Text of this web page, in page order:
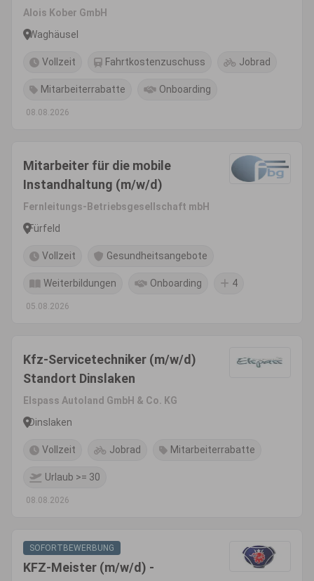
(w/m/d) / Kfz-Mechaniker
(w/m/d)
Alois Kober GmbH
Waghäusel
Vollzeit Fahrtkostenzuschuss Jobrad
Mitarbeiterrabatte Onboarding
08.08.2026
Mitarbeiter für die mobile
Instandhaltung (m/w/d)
Fernleitungs-Betriebsgesellschaft mbH
Fürfeld
Vollzeit Gesundheitsangebote
Weiterbildungen Onboarding 4
05.08.2026
Kfz-Servicetechniker (m/w/d)
Standort Dinslaken
Elspass Autoland GmbH & Co. KG
Dinslaken
Vollzeit Jobrad Mitarbeiterrabatte
Urlaub >= 30
08.08.2026
SOFORTBEWERBUNG
KFZ-Meister (m/w/d) -